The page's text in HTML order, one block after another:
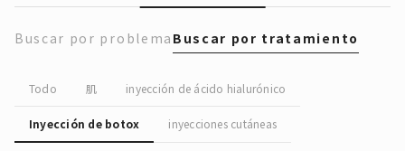
Buscar por problema Buscar por tratamiento
Todo 肌 inyección de ácido hialurónico
Inyección de botox inyecciones cutáneas